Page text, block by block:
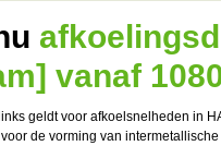
vanaf
geldt voor afkoelsnelheden in
de vorming van